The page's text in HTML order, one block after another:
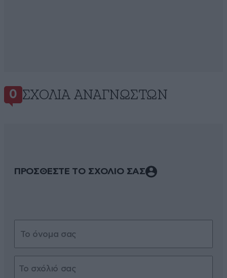
0 ΣΧΌΛΙΑ ΑΝΑΓΝΩΣΤΏΝ
ΠΡΟΣΘΕΣΤΕ ΤΟ ΣΧΟΛΙΟ ΣΑΣ